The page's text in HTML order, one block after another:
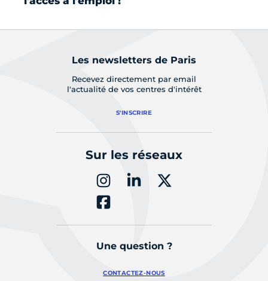
Les newsletters de Paris
Recevez directement par email
l'actualité de vos centres d'intérêt
S'INSCRIRE
Sur les réseaux
Une question ?
CONTACTEZ-NOUS